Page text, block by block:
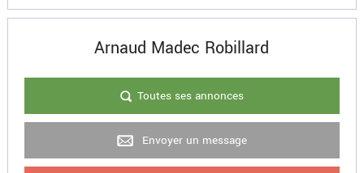
Arnaud Madec Robillard
Toutes ses annonces
Envoyer un message